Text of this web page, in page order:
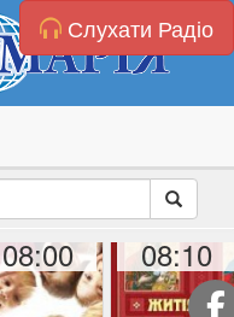
Слухати Радіо
08:00 08:10